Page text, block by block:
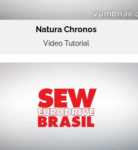
Natura Chronos
Vídeo Tutorial